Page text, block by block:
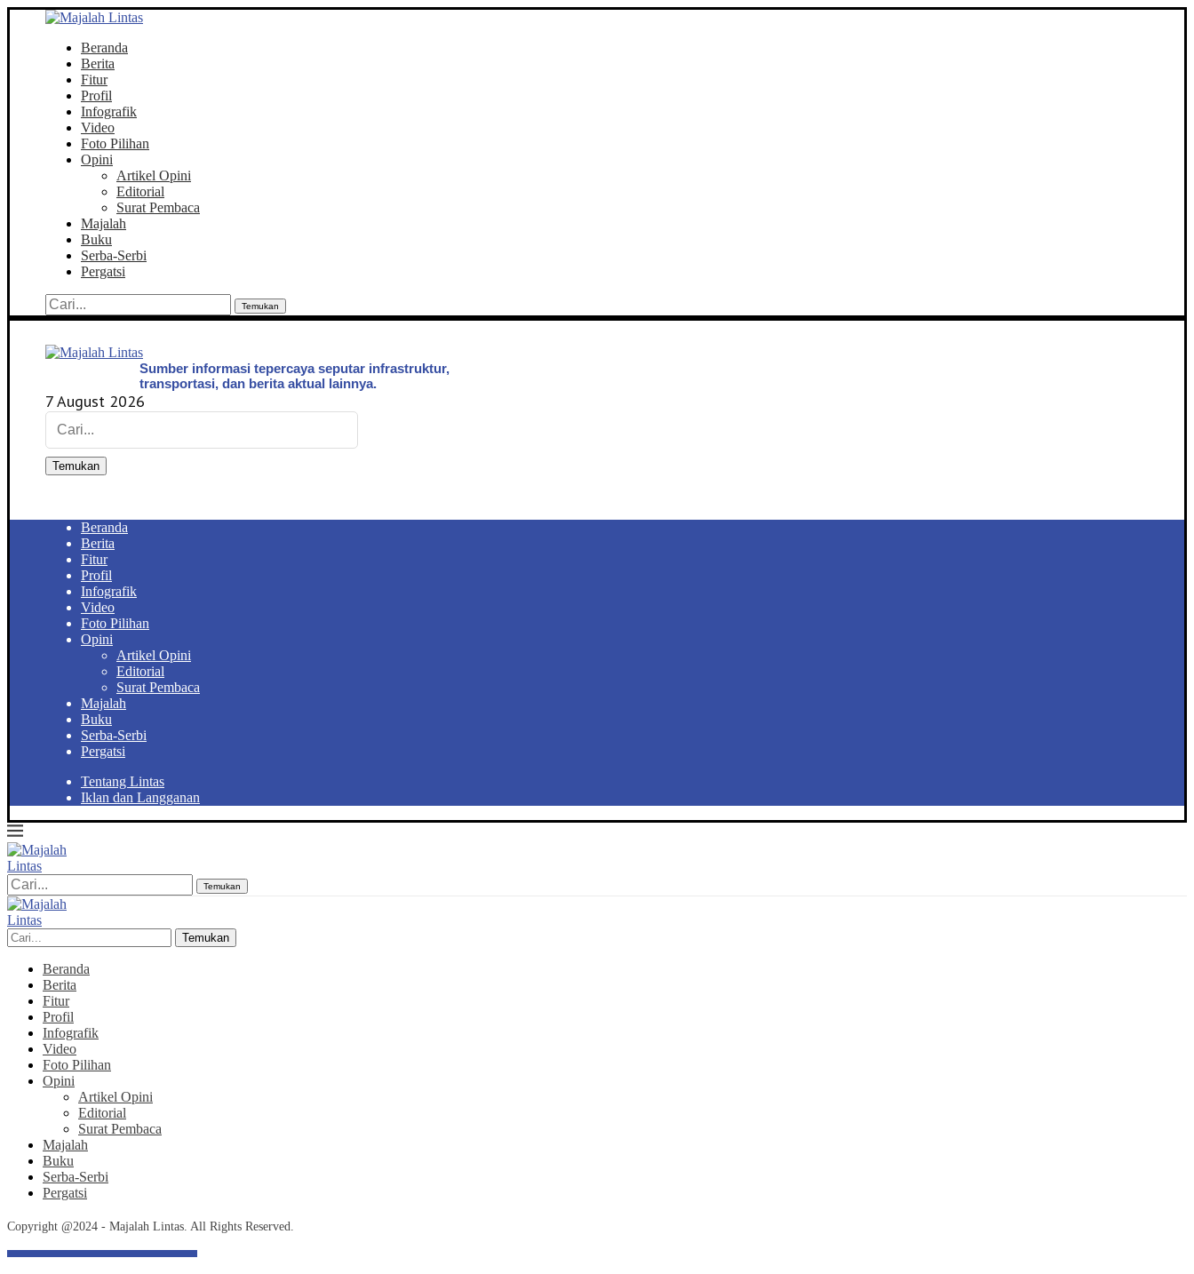
Beranda
Berita
Fitur
Profil
Infografik
Video
Foto Pilihan
Opini
Artikel Opini
Editorial
Surat Pembaca
Majalah
Buku
Serba-Serbi
Pergatsi
Temukan
Sumber informasi tepercaya seputar infrastruktur,
transportasi, dan berita aktual lainnya.
7 August 2026
Temukan
Beranda
Berita
Fitur
Profil
Infografik
Video
Foto Pilihan
Opini
Artikel Opini
Editorial
Surat Pembaca
Majalah
Buku
Serba-Serbi
Pergatsi
Tentang Lintas
Iklan dan Langganan
Temukan
Temukan
Beranda
Berita
Fitur
Profil
Infografik
Video
Foto Pilihan
Opini
Artikel Opini
Editorial
Surat Pembaca
Majalah
Buku
Serba-Serbi
Pergatsi
Copyright @2024 - Majalah Lintas. All Rights Reserved.